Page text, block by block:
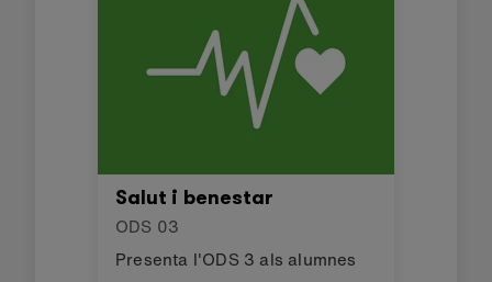
Salut i benestar
ODS 03
Presenta l'ODS 3 als alumnes